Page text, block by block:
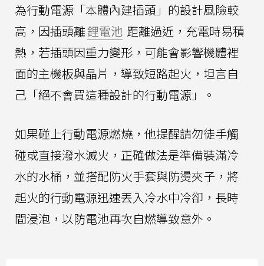
為行動電源「本體內建插頭」的設計風險較
高，因插頭離鋰電池 距離過近，充電時易積
熱，若插頭因重力變形，可能會影響機體裡
面的主機板與晶片，導致短路起火，坦言自
己「絕不會買這種設計的行動電源」。
如果碰上行動電源燃燒，他提醒請勿徒手觸
碰或直接潑水滅火，正確做法是準備裝滿冷
水的水桶，並搭配防火手套與防燙夾子，將
起火的行動電源迅速丟入冷水中冷卻，長時
間浸泡，以防電池再次自燃導致意外。